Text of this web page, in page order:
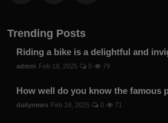
Trending Posts
Riding a bike is a delightful and
admin Feb 19, 2025 0 79
How well do you know the famous
dailynews Feb 18, 2025 0 71